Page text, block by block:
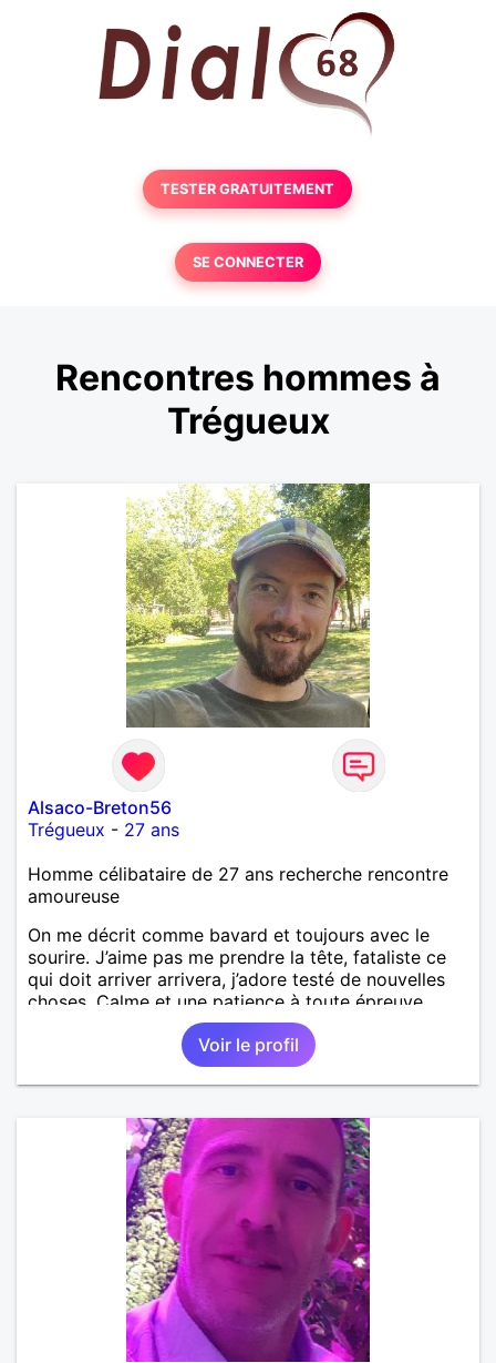
TESTER GRATUITEMENT
SE CONNECTER
Rencontres hommes à
Trégueux
Alsaco-Breton56
Trégueux - 27 ans
Homme célibataire de 27 ans recherche rencontre
amoureuse
On me décrit comme bavard et toujours avec le
sourire. J’aime pas me prendre la tête, fataliste ce
qui doit arriver arrivera, j’adore testé de nouvelles
choses. Calme et une patience à toute épreuve.
Envie de rencontrer une personne avec qui partager
des fou rire, des séances de sport et mille autres
activités ! T’es pas une chaussette et moi non plus
mais peut être qu’on ferait une bonne paires ? Tu
intéressé par le kite surf, paddle, parapente. Rien
d’obligatoire t’inquiète. PS un petit penchant pour
les 2 roues et la mécanique (vélo, moto, drift trike)
Au plaisir d’échanger, Tanguy
Voir le profil